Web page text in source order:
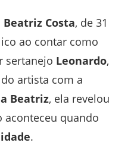
Beatriz Costa, de 31
ao contar como
sertanejo Leonardo,
artista com a
Beatriz, ela revelou
quando
.